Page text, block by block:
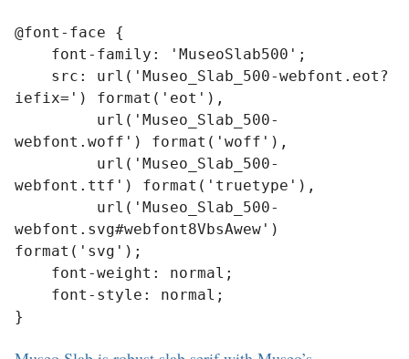
@font-face {
iefix=') format('eot'),
webfont.woff') format('woff'),
webfont.ttf') format('truetype'),
webfont.svg#webfont8VbsAwew')
format('svg');
}